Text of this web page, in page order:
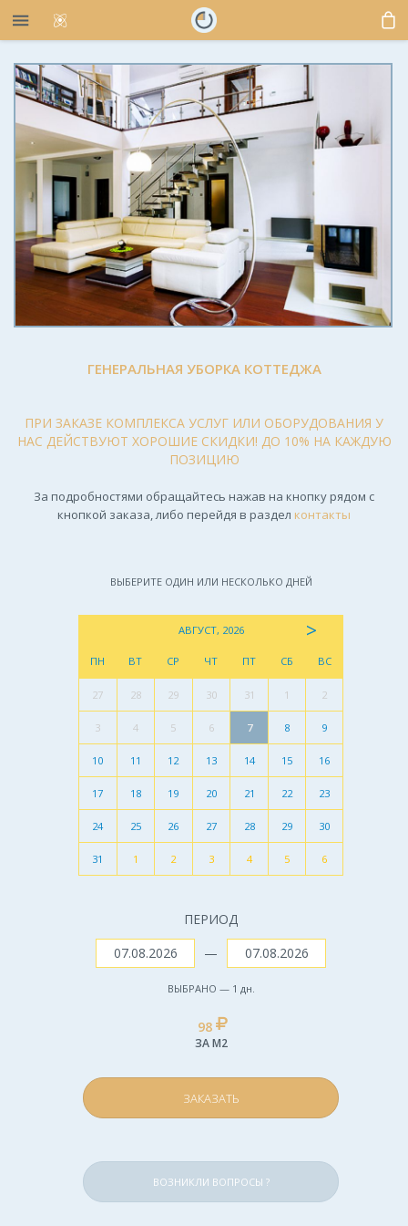
ГЕНЕРАЛЬНАЯ УБОРКА КОТТЕДЖА
ПРИ ЗАКАЗЕ КОМПЛЕКСА УСЛУГ ИЛИ ОБОРУДОВАНИЯ У
НАС ДЕЙСТВУЮТ ХОРОШИЕ СКИДКИ! ДО 10% НА КАЖДУЮ
ПОЗИЦИЮ
За подробностями обращайтесь нажав на кнопку рядом с
кнопкой заказа, либо перейдя в раздел контакты
ВЫБЕРИТЕ ОДИН ИЛИ НЕСКОЛЬКО ДНЕЙ
АВГУСТ, 2026 >
ПН ВТ СР ЧТ ПТ СБ ВС
27 28 29 30 31 1 2
3 4 5 6 7 8 9
10 11 12 13 14 15 16
17 18 19 20 21 22 23
24 25 26 27 28 29 30
31 1 2 3 4 5 6
ПЕРИОД
—
ВЫБРАНО — 1 дн.
98
ЗА М2
ЗАКАЗАТЬ
ВОЗНИКЛИ ВОПРОСЫ ?